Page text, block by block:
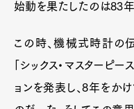
始動を果たしたのは83年
この時、機械式時計の
「シックス・マスターピ
ョンを発表し、8年をか